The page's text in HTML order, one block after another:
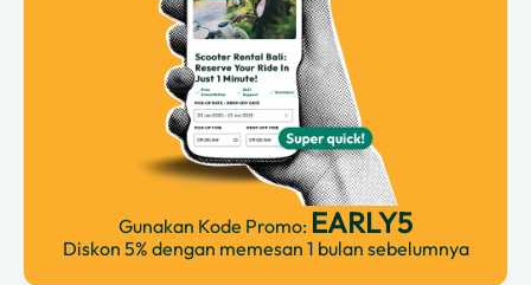
Gunakan Kode Promo: EARLY5
Diskon 5% dengan memesan 1 bulan sebelumnya